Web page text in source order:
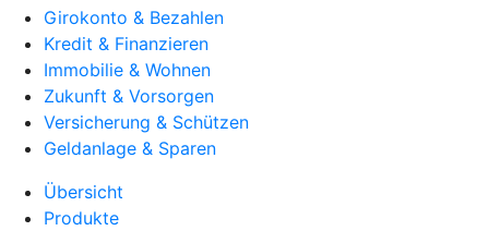
Girokonto & Bezahlen
Kredit & Finanzieren
Immobilie & Wohnen
Zukunft & Vorsorgen
Versicherung & Schützen
Geldanlage & Sparen
Übersicht
Produkte